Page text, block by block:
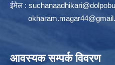
ईमेल :
आवस्यक सम्पर्क विवरण